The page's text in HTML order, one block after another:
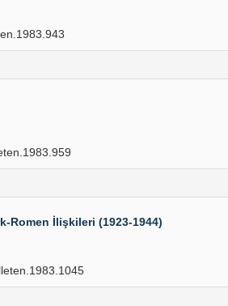
Romen İlişkileri (1923-1944)